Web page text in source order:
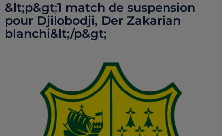
&lt;p&gt;1 match de suspension
pour Djilobodji, Der Zakarian
blanchi&lt;/p&gt;